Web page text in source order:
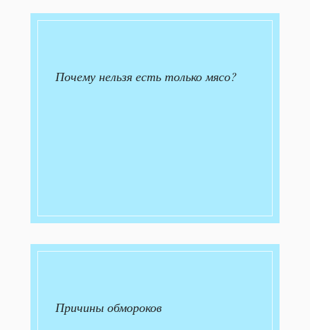
Почему нельзя есть только мясо?
Причины обмороков